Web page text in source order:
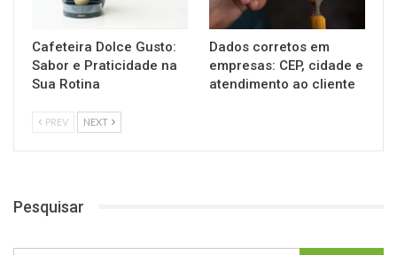
Cafeteira Dolce Gusto:
Sabor e Praticidade na
Sua Rotina
Dados corretos em
empresas: CEP, cidade e
atendimento ao cliente
PREV NEXT
Pesquisar